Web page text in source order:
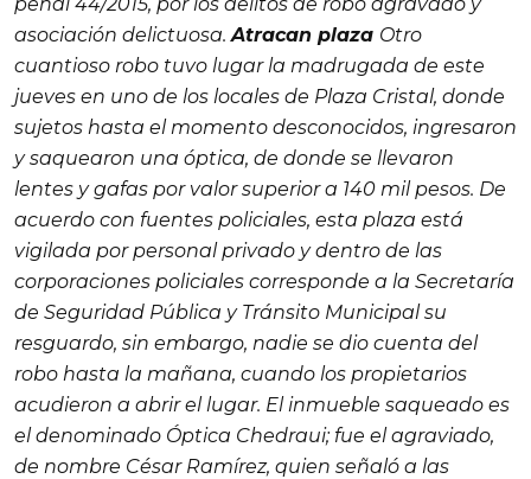
asociación delictuosa.Atracan plaza Otro
cuantioso robo tuvo lugar la madrugada de este
jueves en uno de los locales de Plaza Cristal, donde
sujetos hasta el momento desconocidos, ingresaron
y saquearon una óptica, de donde se llevaron
lentes y gafas por valor superior a 140 mil pesos. De
acuerdo con fuentes policiales, esta plaza está
vigilada por personal privado y dentro de las
corporaciones policiales corresponde a la Secretaría
de Seguridad Pública y Tránsito Municipal su
resguardo, sin embargo, nadie se dio cuenta del
robo hasta la mañana, cuando los propietarios
acudieron a abrir el lugar. El inmueble saqueado es
el denominado Óptica Chedraui; fue el agraviado,
de nombre César Ramírez, quien señaló a las